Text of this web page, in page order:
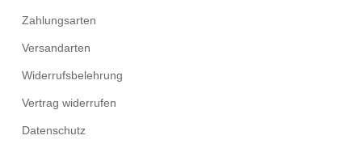
Zahlungsarten
Versandarten
Widerrufsbelehrung
Vertrag widerrufen
Datenschutz